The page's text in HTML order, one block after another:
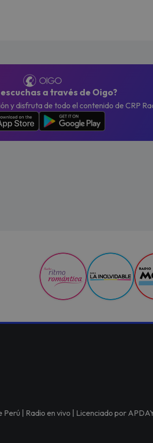
escuchas a través de Oigo?
y disfruta de todo el contenido de CRP
| Radio en vivo | Licenciado por